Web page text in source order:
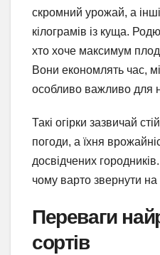
скромний урожай, а
кілограмів із куща.
хто хоче максимум
Вони економлять час,
особливо важливо для
Такі огірки зазвичай
погоди, а їхня
досвідчених
чому варто звернути на
Переваги
сортів